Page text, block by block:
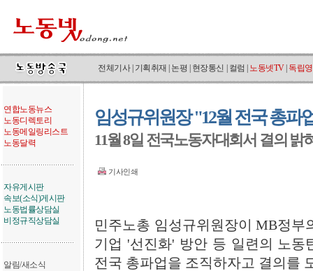
전체기사| 기획취재 논평 현장통신 컬럼 노동넷TV| 독립
연합노동뉴스
노동디렉토리
노동메일링리스트
노동달력
자유게시판
속보(소식)게시판
노동법률상담실
비정규직상담실
알림/새소식
임성규위원장 "12월 전국 총파
11월 8일 전국노동자대회서 결의 밝
기사인쇄
민주노총 임성규위원장이 MB정
기업 '선진화' 방안 등 일련의 노동
전국 총파업을 조직하자고 결의를